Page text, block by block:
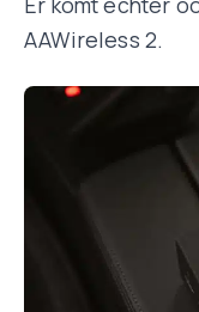
AAWireless 2.